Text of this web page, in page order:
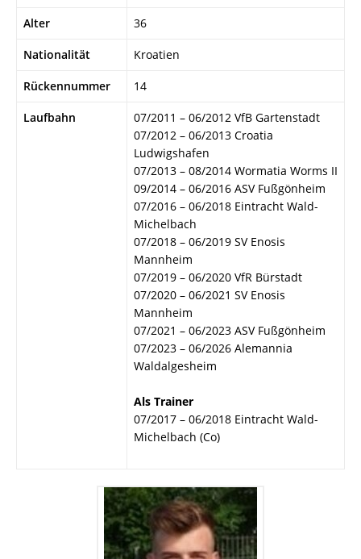
Alter 36
Nationalität Kroatien
Rückennummer 14
Laufbahn
07/2011 – 06/2012 VfB Gartenstadt
07/2012 – 06/2013 Croatia
Ludwigshafen
07/2013 – 08/2014 Wormatia Worms II
09/2014 – 06/2016 ASV Fußgönheim
07/2016 – 06/2018 Eintracht Wald-
Michelbach
07/2018 – 06/2019 SV Enosis
Mannheim
07/2019 – 06/2020 VfR Bürstadt
07/2020 – 06/2021 SV Enosis
Mannheim
07/2021 – 06/2023 ASV Fußgönheim
07/2023 – 06/2026 Alemannia
Waldalgesheim
Als Trainer
07/2017 – 06/2018 Eintracht Wald-
Michelbach (Co)